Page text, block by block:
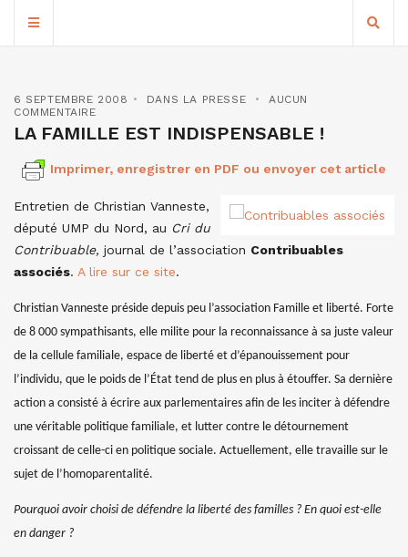
6 SEPTEMBRE 2008 DANS LA PRESSE
AUCUN
COMMENTAIRE
LA FAMILLE EST INDISPENSABLE !
Imprimer, enregistrer en PDF ou envoyer cet article
Entretien de Christian Vanneste,
député UMP du Nord, au Cri du
Contribuable, journal de l’association Contribuables
associés. A lire sur ce site.
Christian Vanneste préside depuis peu l’association Famille et liberté. Forte
de 8 000 sympathisants, elle milite pour la reconnaissance à sa juste valeur
de la cellule familiale, espace de liberté et d’épanouissement pour
l’individu, que le poids de l’État tend de plus en plus à étouffer. Sa dernière
action a consisté à écrire aux parlementaires afin de les inciter à défendre
une véritable politique familiale, et lutter contre le détournement
croissant de celle-ci en politique sociale. Actuellement, elle travaille sur le
sujet de l’homoparentalité.
Pourquoi avoir choisi de défendre la liberté des familles ? En quoi est-elle
en danger ?